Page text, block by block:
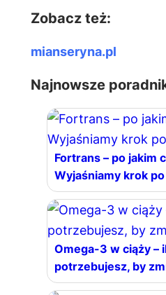
Zobacz też:
mianseryna.pl
Najnowsze
Fortrans – po jakim
Wyjaśniamy krok
Omega-3 w ciąży –
potrzebujesz, by